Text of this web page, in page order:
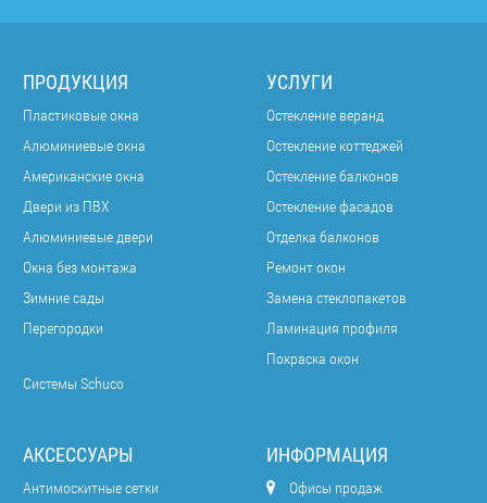
ПРОДУКЦИЯ
Пластиковые окна
Алюминиевые окна
Американские окна
Двери из ПВХ
Алюминиевые двери
Окна без монтажа
Зимние сады
Перегородки
Системы Schuco
УСЛУГИ
Остекление веранд
Остекление коттеджей
Остекление балконов
Остекление фасадов
Отделка балконов
Ремонт окон
Замена стеклопакетов
Ламинация профиля
Покраска окон
АКСЕССУАРЫ
Антимоскитные сетки
ИНФОРМАЦИЯ
Офисы продаж